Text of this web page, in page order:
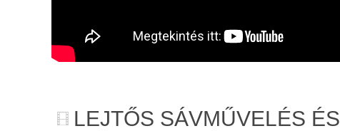
LEJTŐS SÁVMŰVELÉS ÉS